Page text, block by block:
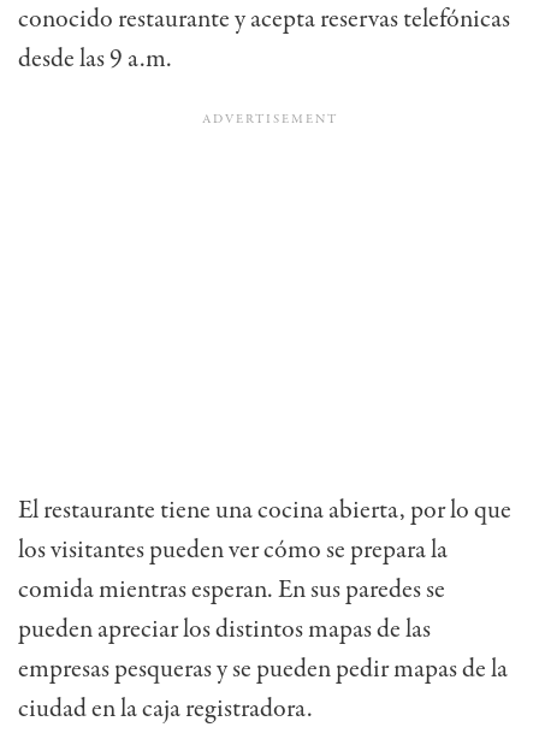
conocido restaurante y acepta reservas telefónicas
desde las 9 a.m.
El restaurante tiene una cocina abierta, por lo que
los visitantes pueden ver cómo se prepara la
comida mientras esperan. En sus paredes se
pueden apreciar los distintos mapas de las
empresas pesqueras y se pueden pedir mapas de la
ciudad en la caja registradora.